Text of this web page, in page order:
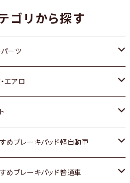
ゴリから探す
ーツ
エアロ
めブレーキパッド軽自動車
めブレーキパッド普通車